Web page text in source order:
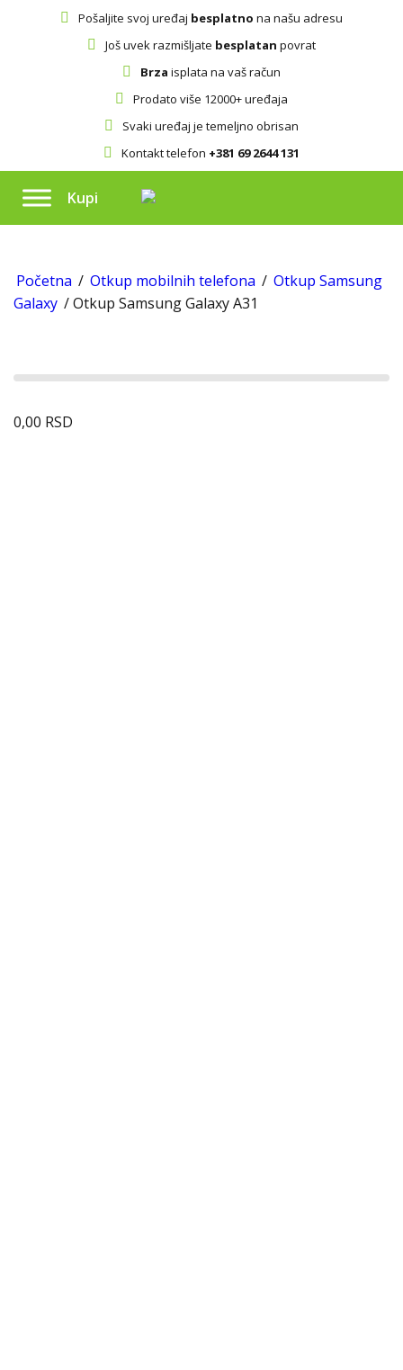
Pošaljite svoj uređaj besplatno na našu adresu
Još uvek razmišljate besplatan povrat
Brza isplata na vaš račun
Prodato više 12000+ uređaja
Svaki uređaj je temeljno obrisan
Kontakt telefon +381 69 2644 131
Kupi
Početna / Otkup mobilnih telefona / Otkup Samsung
Galaxy / Otkup Samsung Galaxy A31
0,00 RSD